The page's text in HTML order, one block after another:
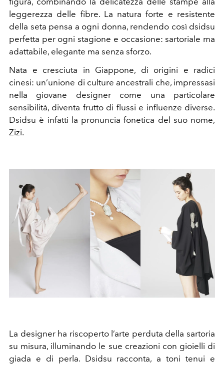
leggerezza delle fibre. La natura forte e resistente
della seta pensa a ogni donna, rendendo così dsidsu
perfetta per ogni stagione e occasione: sartoriale ma
adattabile, elegante ma senza sforzo.
Nata e cresciuta in Giappone, di origini e radici
cinesi: un’unione di culture ancestrali che, impressasi
nella giovane designer come una particolare
sensibilità, diventa frutto di flussi e influenze diverse.
Dsidsu è infatti la pronuncia fonetica del suo nome,
Zizi.
La designer ha riscoperto l’arte perduta della sartoria
su misura, illuminando le sue creazioni con gioielli di
giada e di perla. Dsidsu racconta, a toni tenui e